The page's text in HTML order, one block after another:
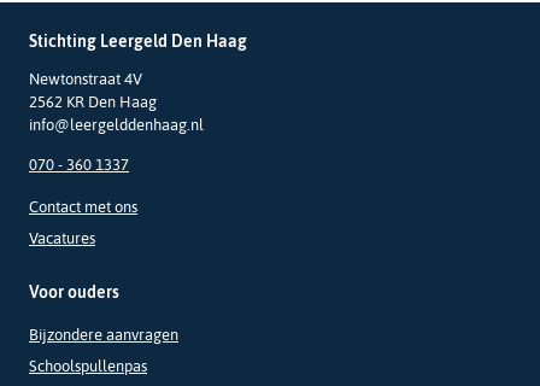
Stichting Leergeld Den Haag
Newtonstraat 4V
2562 KR Den Haag
info@leergelddenhaag.nl
070 - 360 1337
Contact met ons
Vacatures
Voor ouders
Bijzondere aanvragen
Schoolspullenpas